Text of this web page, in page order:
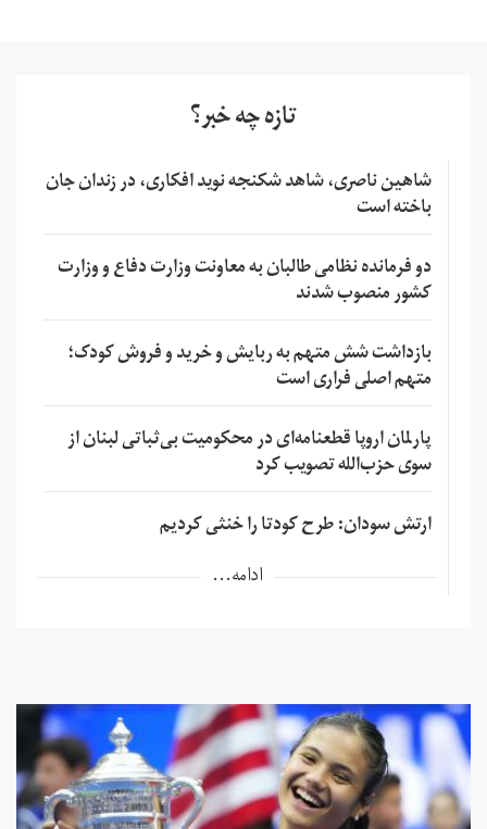
تازه چه خبر؟
شاهین ناصری، شاهد شکنجه نوید افکاری، در زندان جان
باخته است
دو فرمانده نظامی طالبان به معاونت وزارت دفاع و وزارت
کشور منصوب شدند
بازداشت شش متهم به ربایش و خرید و فروش کودک؛
متهم اصلی فراری است
پارلمان اروپا قطعنامه‌ای در محکومیت بی‌ثباتی لبنان از
سوی حزب‌الله تصویب کرد
ارتش سودان: طرح کودتا را خنثی کردیم
ادامه...